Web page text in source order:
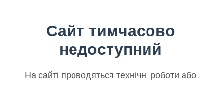
Сайт тимчасово
недоступний
На сайті проводяться технічні роботи або